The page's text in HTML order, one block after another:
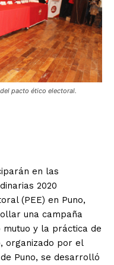
pacto ético electoral.
en las
2020
(PEE) en Puno,
una campaña
y la práctica de
organizado por el
Puno, se desarrolló